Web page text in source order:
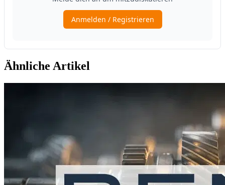
Ähnliche Artikel